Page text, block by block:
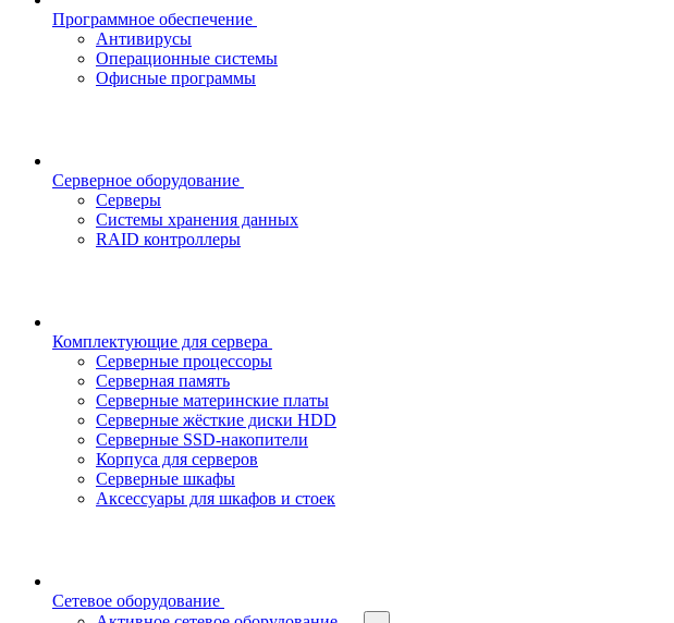
Программное обеспечение
Антивирусы
Операционные системы
Офисные программы
Серверное оборудование
Серверы
Системы хранения данных
RAID контроллеры
Комплектующие для сервера
Серверные процессоры
Серверная память
Серверные материнские платы
Серверные жёсткие диски HDD
Серверные SSD-накопители
Корпуса для серверов
Серверные шкафы
Аксессуары для шкафов и стоек
Сетевое оборудование